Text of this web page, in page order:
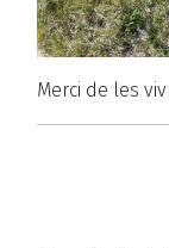
Merci de les